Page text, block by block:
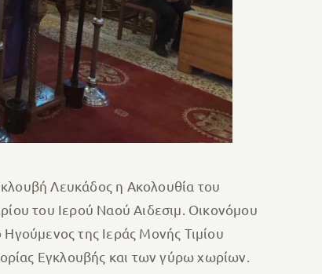
Λευκάδος η Ακολουθία του
του Ιερού Ναού Αιδεσιμ. Οικονόμου
της Ιεράς Μονής Τιμίου
Εγκλουβής και των γύρω χωρίων.